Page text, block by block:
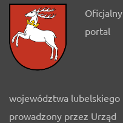
Oficjalny
portal
województwa lubelskiego
prowadzony przez Urząd